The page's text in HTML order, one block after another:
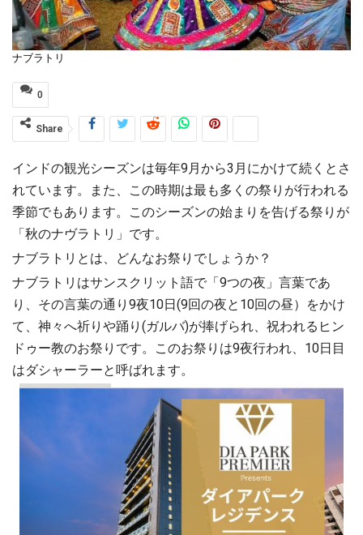
ナブラトリ
0
Share
インドの観光シーズンは毎年9月から3月にかけて続くとさ
れています。また、この時期は最も多くの祭りが行われる
季節でもあります。このシーズンの始まりを告げる祭りが
「秋のナヴラトリ」です。
ナブラトリとは、どんなお祭りでしょうか？
ナブラトリはサンスクリット語で「9つの夜」言葉であ
り、その言葉の通り9夜10日(9回の夜と10回の昼）をかけ
て、神々へ祈りや踊り(ガルバ)が捧げられ、祝われるヒン
ドゥー教のお祭りです。このお祭りは9夜行われ、10日目
はダシャーラーと呼ばれます。